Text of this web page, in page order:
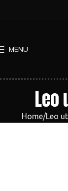
MENU
Leo
Home Leo